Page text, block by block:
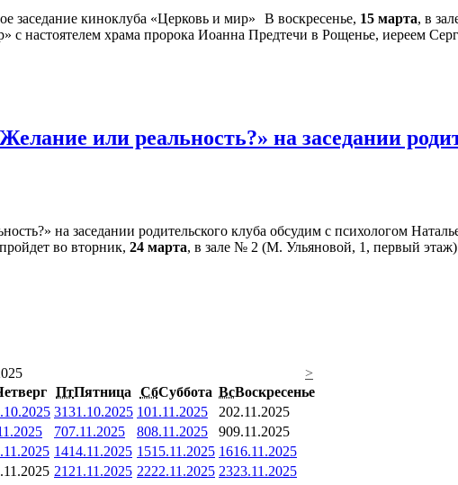
В воскресенье, 15 марта, в
с настоятелем храма пророка Иоанна Предтечи в Рощенье, иереем
или реальность?» на заседании
во вторник, 24 марта, в зале № 2 (М. Ульяновой, 1, первый
>
ПтПятница СбСуббота ВсВоскресенье
3131.10.2025 101.11.2025 202.11.2025
707.11.2025 808.11.2025 909.11.2025
1414.11.2025 1515.11.2025 1616.11.2025
21 21.11.2025 2222.11.2025 2323.11.2025